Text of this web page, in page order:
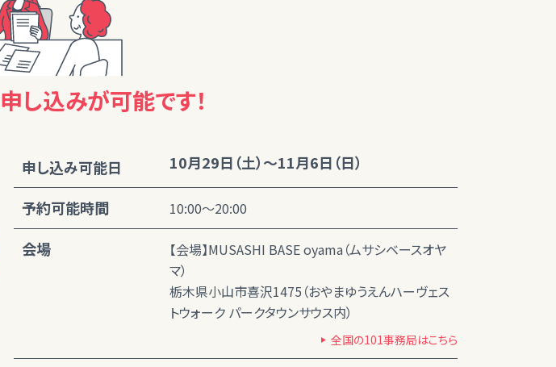
申し込みが可能です！
申し込み可能日 10月29日（土）～11月6日（日）
予約可能時間 10:00～20:00
会場
【会場】MUSASHI BASE oyama（ムサシベースオヤ
マ）
栃木県小山市喜沢1475（おやまゆうえんハーヴェス
トウォーク パークタウンサウス内）
全国の101事務局はこちら